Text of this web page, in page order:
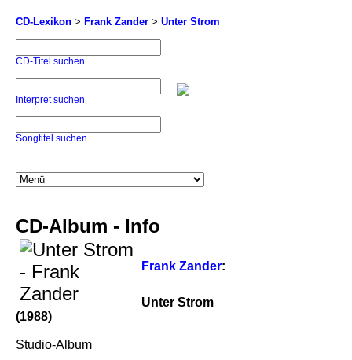
CD-Lexikon > Frank Zander > Unter Strom
CD-Titel suchen
Interpret suchen
Songtitel suchen
CD-Album - Info
Frank Zander:
Unter Strom
(1988)
Studio-Album